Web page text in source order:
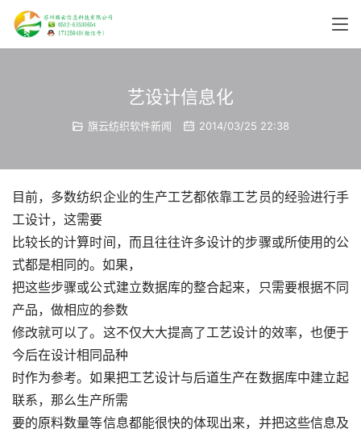
艺设计信息化
旗云纺织软件新闻 2014/03/25 22:38
目前，多数纺织企业的生产工艺都依靠工艺员的经验进行手
工设计，这需要
比较长的计算时间，而且往往许多设计的步骤或所使用的公
式都是相同的。如果，
把这些步骤或公式建立数据库的整合起来，只需要根据不同
产品，做相应的参数
修改就可以了。这不仅大大提高了工艺设计的效率，也便于
今后在设计相同品种
时作为参考。如果把工艺设计与后道生产在数据库中建立起
联系，那么生产所需
要的原料数量等信息都能很快的体现出来，并把这些信息及